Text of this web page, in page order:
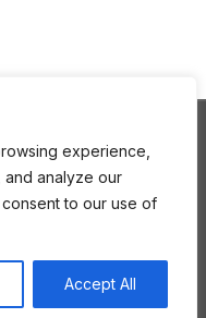
experience,
analyze our
to our use of
Accept All
Mat
Mat —Gourmand